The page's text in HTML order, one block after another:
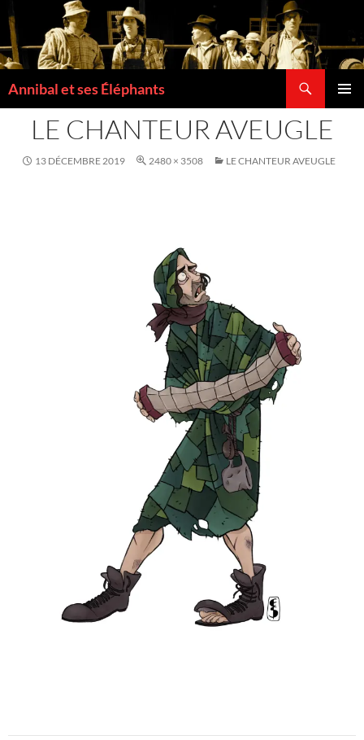
Annibal et ses Éléphants
CONTENU
LE CHANTEUR AVEUGLE
13 DÉCEMBRE 2019 2480 × 3508 LE CHANTEUR AVEUGLE